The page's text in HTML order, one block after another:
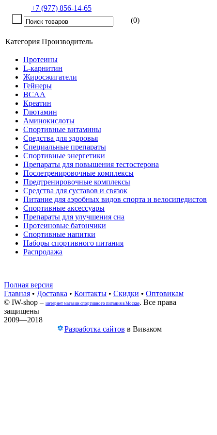
+7 (977) 856-14-65
(0)
Категория Производитель
Протеины
L-карнитин
Жиросжигатели
Гейнеры
BCAA
Креатин
Глютамин
Аминокислоты
Спортивные витамины
Средства для здоровья
Специальные препараты
Спортивные энергетики
Препараты для повышения тестостерона
Послетренировочные комплексы
Предтренировочные комплексы
Средства для суставов и связок
Питание для аэробных видов спорта и велосипедистов
Спортивные аксессуары
Препараты для улучшения сна
Протеиновые батончики
Спортивные напитки
Наборы спортивного питания
Распродажа
Полная версия
Главная • Доставка • Контакты • Скидки • Оптовикам
© IW-shop – интернет магазин спортивного питания в Москве. Все права
защищены
2009—2018
Разработка сайтов в Виваком